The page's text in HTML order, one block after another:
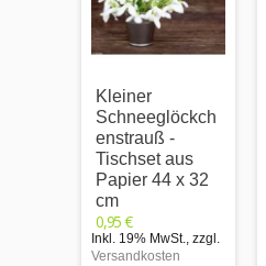
Kleiner
Schneeglöckch
enstrauß -
Tischset aus
Papier 44 x 32
cm
0,95 €
Inkl. 19% MwSt., zzgl.
Versandkosten